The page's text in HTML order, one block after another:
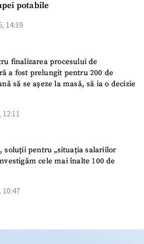
potabile
14:39
finalizarea procesului de
a fost prelungit pentru 200 de
să se așeze la masă, să ia o decizie
soluții pentru „situația salariilor
cele mai înalte 100 de
10:47